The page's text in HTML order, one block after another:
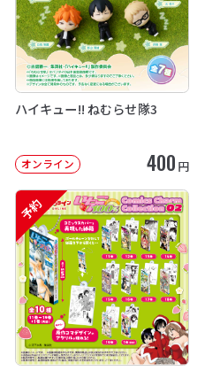
ハイキュー!! ねむらせ隊3
オンライン 400 円
予約